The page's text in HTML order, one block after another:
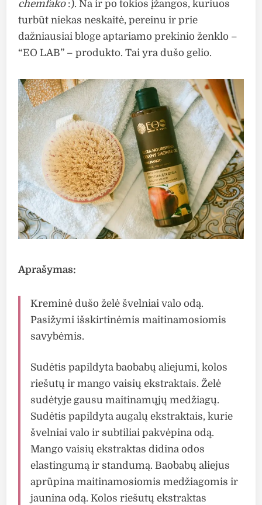
chemfako:). Na ir po tokios įžangos, kuriuos
turbūt niekas neskaitė, pereinu ir prie
dažniausiai bloge aptariamo prekinio ženklo –
“EO LAB” – produkto. Tai yra dušo gelio.
Aprašymas:
Kreminė dušo želė švelniai valo odą.
Pasižymi išskirtinėmis maitinamosiomis
savybėmis.
Sudėtis papildyta baobabų aliejumi, kolos
riešutų ir mango vaisių ekstraktais. Želė
sudėtyje gausu maitinamųjų medžiagų.
Sudėtis papildyta augalų ekstraktais, kurie
švelniai valo ir subtiliai pakvėpina odą.
Mango vaisių ekstraktas didina odos
elastingumą ir standumą. Baobabų aliejus
aprūpina maitinamosiomis medžiagomis ir
jaunina odą. Kolos riešutų ekstraktas